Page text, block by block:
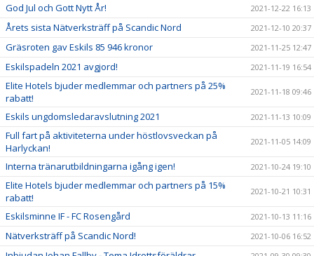
God Jul och Gott Nytt År! 2021-12-22 16:13
Årets sista Nätverksträff på Scandic Nord 2021-12-10 20:37
Gräsroten gav Eskils 85 946 kronor 2021-11-25 12:47
Eskilspadeln 2021 avgjord! 2021-11-19 16:54
Elite Hotels bjuder medlemmar och partners på 25%
rabatt!
2021-11-18 09:46
Eskils ungdomsledaravslutning 2021 2021-11-13 10:09
Full fart på aktiviteterna under höstlovsveckan på
Harlyckan!
2021-11-05 14:09
Interna tränarutbildningarna igång igen! 2021-10-24 19:10
Elite Hotels bjuder medlemmar och partners på 15%
rabatt!
2021-10-21 10:31
Eskilsminne IF - FC Rosengård 2021-10-13 11:16
Nätverksträff på Scandic Nord! 2021-10-06 16:52